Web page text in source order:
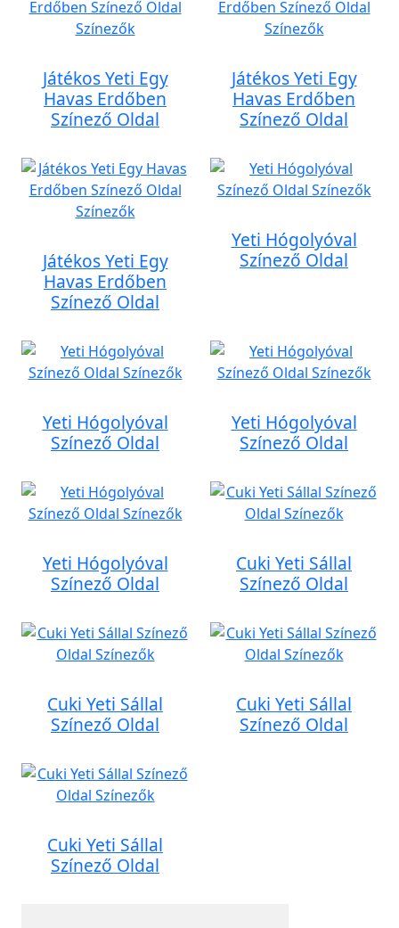
Játékos Yeti Egy
Havas Erdőben
Színező Oldal
Játékos Yeti Egy
Havas Erdőben
Színező Oldal
Játékos Yeti Egy
Havas Erdőben
Színező Oldal
Yeti Hógolyóval
Színező Oldal
Yeti Hógolyóval
Színező Oldal
Yeti Hógolyóval
Színező Oldal
Yeti Hógolyóval
Színező Oldal
Cuki Yeti Sállal
Színező Oldal
Cuki Yeti Sállal
Színező Oldal
Cuki Yeti Sállal
Színező Oldal
Cuki Yeti Sállal
Színező Oldal